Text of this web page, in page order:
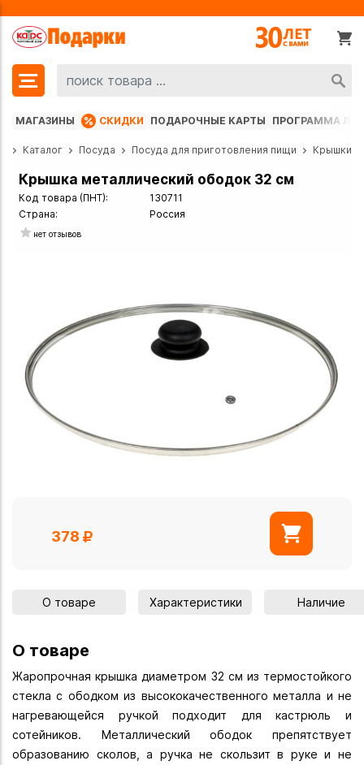
МАГАЗИНЫ СКИДКИ ПОДАРОЧНЫЕ КАРТЫ ПРОГРАММА
Каталог Посуда Посуда для приготовления пищи Крышки
Крышка металлический ободок 32 см
Код товара (ПНТ):
130711
Страна:
Россия
нет отзывов
378
О товаре Характеристики Наличие
О товаре
Жаропрочная крышка диаметром 32 см из термостойкого
стекла с ободком из высококачественного металла и не
нагревающейся ручкой подходит для кастрюль и
сотейников. Металлический ободок препятствует
образованию сколов, а ручка не скользит в руке и не